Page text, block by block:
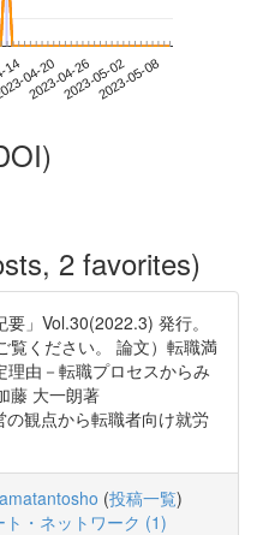
04-20
2023-04-262023-05-022023-05-08
2 favorites)
」Vol.30(2022.3) 発行。
覧ください。 論文）転職満
由－転職プロセスからみ
藤 大一朗著
観点から転職者向け就労
(投稿一覧)
ト・ネットワーク (1)